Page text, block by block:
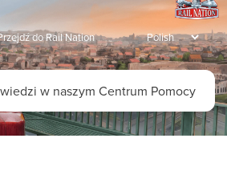
do Rail Nation